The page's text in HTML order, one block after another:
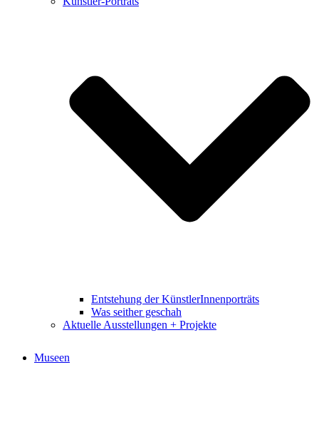
Entstehung der KünstlerInnenporträts
Was seither geschah
Aktuelle Ausstellungen + Projekte
Museen